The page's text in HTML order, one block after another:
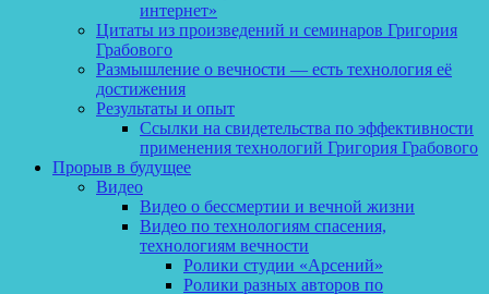
интернет»
Цитаты из произведений и семинаров Григория
Грабового
Размышление о вечности — есть технология её
достижения
Результаты и опыт
Ссылки на свидетельства по эффективности
применения технологий Григория Грабового
Прорыв в будущее
Видео
Видео о бессмертии и вечной жизни
Видео по технологиям спасения,
технологиям вечности
Ролики студии «Арсений»
Ролики разных авторов по